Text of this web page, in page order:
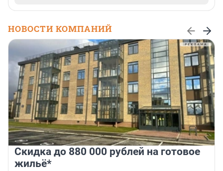
НОВОСТИ КОМПАНИЙ
Скидка до 880 000 рублей на готовое
жильё*